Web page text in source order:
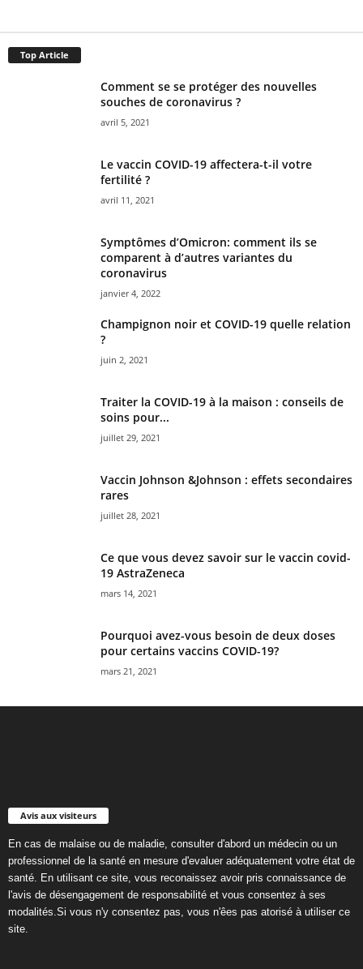
Top Article
Comment se se protéger des nouvelles
souches de coronavirus ?
avril 5, 2021
Le vaccin COVID-19 affectera-t-il votre
fertilité ?
avril 11, 2021
Symptômes d’Omicron: comment ils se
comparent à d’autres variantes du
coronavirus
janvier 4, 2022
Champignon noir et COVID-19 quelle relation
?
juin 2, 2021
Traiter la COVID-19 à la maison : conseils de
soins pour...
juillet 29, 2021
Vaccin Johnson &Johnson : effets secondaires
rares
juillet 28, 2021
Ce que vous devez savoir sur le vaccin covid-
19 AstraZeneca
mars 14, 2021
Pourquoi avez-vous besoin de deux doses
pour certains vaccins COVID-19?
mars 21, 2021
Avis aux visiteurs
En cas de malaise ou de maladie, consulter d'abord un médecin ou un
professionnel de la santé en mesure d'evaluer adéquatement votre état de
santé. En utilisant ce site, vous reconaissez avoir pris connaissance de
l'avis de désengagement de responsabilité et vous consentez à ses
modalités.Si vous n'y consentez pas, vous n'êes pas atorisé à utiliser ce
site.